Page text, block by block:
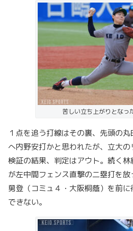
苦しい立ち上がりとなっ
１点を追う打線はその裏、先頭の
へ内野安打かと思われたが、立大
検証の結果、判定はアウト。続く林
が左中間フェンス直撃の二塁打を
勇登（コミュ４・大阪桐蔭）を前
できない。